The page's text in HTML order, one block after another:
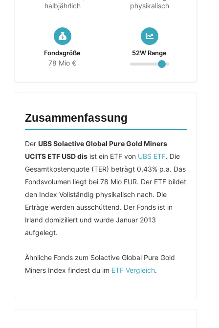
halbjährlich
physikalisch
Fondsgröße
78 Mio €
52W Range
Zusammenfassung
Der UBS Solactive Global Pure Gold Miners
UCITS ETF USD dis ist ein ETF von UBS ETF. Die
Gesamtkostenquote (TER) beträgt 0,43% p.a. Das
Fondsvolumen liegt bei 78 Mio EUR. Der ETF bildet
den Index Vollständig physikalisch nach. Die
Erträge werden ausschüttend. Der Fonds ist in
Irland domiziliert und wurde Januar 2013
aufgelegt.
Ähnliche Fonds zum Solactive Global Pure Gold
Miners Index findest du im ETF Vergleich.